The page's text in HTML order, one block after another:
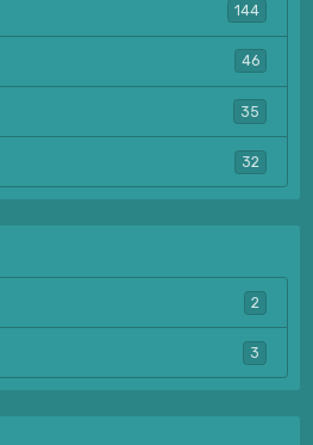
144
46
35
32
2
3